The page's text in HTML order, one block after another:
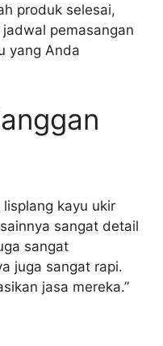
produk selesai,
pemasangan
yang Anda
kayu ukir
sangat detail
sangat
juga sangat rapi.
jasa mereka.”